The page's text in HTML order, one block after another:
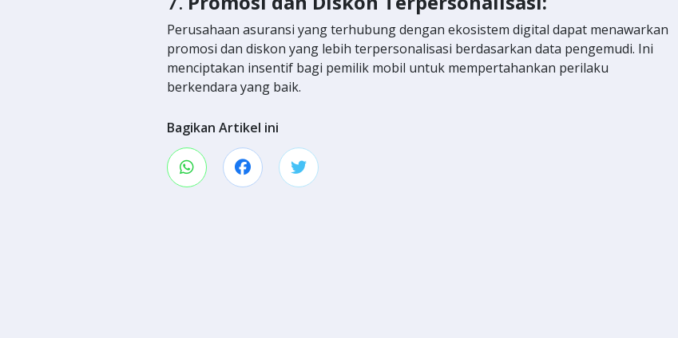
Perusahaan asuransi yang terhubung dengan ekosistem digital dapat menawarkan
promosi dan diskon yang lebih terpersonalisasi berdasarkan data pengemudi. Ini
menciptakan insentif bagi pemilik mobil untuk mempertahankan perilaku
berkendara yang baik.
Bagikan Artikel ini